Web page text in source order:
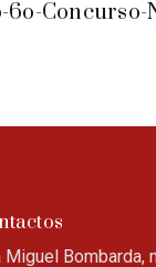
6o-
Miguel Bombarda,